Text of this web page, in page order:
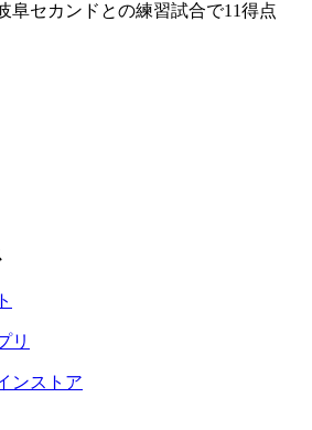
阜セカンドとの練習試合で11得点
リ
ンストア